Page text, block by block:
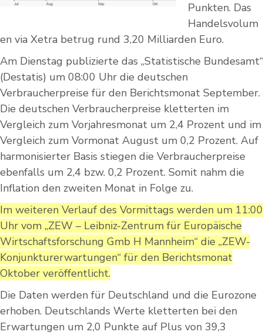
Punkten. Das
Handelsvolum
en via Xetra betrug rund 3,20 Milliarden Euro.
Am Dienstag publizierte das „Statistische Bundesamt“
(Destatis) um 08:00 Uhr die deutschen
Verbraucherpreise für den Berichtsmonat September.
Die deutschen Verbraucherpreise kletterten im
Vergleich zum Vorjahresmonat um 2,4 Prozent und im
Vergleich zum Vormonat August um 0,2 Prozent. Auf
harmonisierter Basis stiegen die Verbraucherpreise
ebenfalls um 2,4 bzw. 0,2 Prozent. Somit nahm die
Inflation den zweiten Monat in Folge zu.
Im weiteren Verlauf des Vormittags werden um 11:00
Uhr vom „ZEW – Leibniz-Zentrum für Europäische
Wirtschaftsforschung Gmb H Mannheim“ die „ZEW-
Konjunkturerwartungen“ für den Berichtsmonat
Oktober veröffentlicht.
Die Daten werden für Deutschland und die Eurozone
erhoben. Deutschlands Werte kletterten bei den
Erwartungen um 2,0 Punkte auf Plus von 39,3